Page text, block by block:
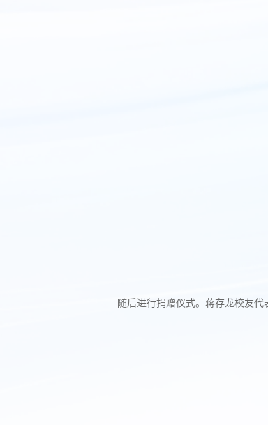
随后进行捐赠仪式。蒋存龙校友